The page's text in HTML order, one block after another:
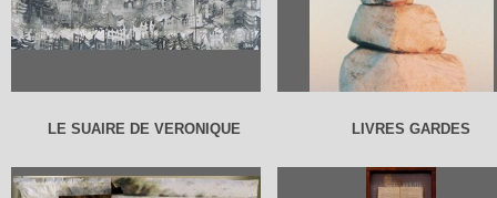
LE SUAIRE DE VERONIQUE LIVRES GARDES